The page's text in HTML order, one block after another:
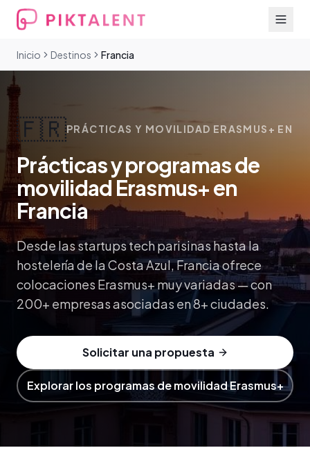
Inicio Destinos Francia
🇫🇷PRÁCTICAS Y MOVILIDAD ERASMUS+ EN
Prácticas y programas de
movilidad Erasmus+ en
Francia
Desde las startups tech parisinas hasta la
hostelería de la Costa Azul, Francia ofrece
colocaciones Erasmus+ muy variadas — con
200+ empresas asociadas en 8+ ciudades.
Solicitar una propuesta
Explorar los programas de movilidad Erasmus+